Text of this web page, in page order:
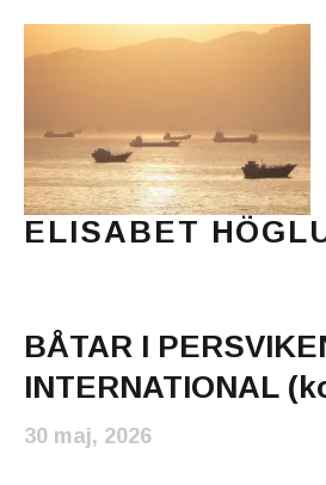
ELISABET
BÅTAR I
INTERNATIONAL
30 maj, 2026